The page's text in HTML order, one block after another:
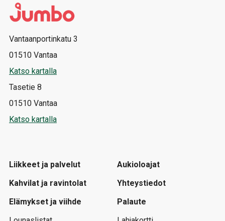
Vantaanportinkatu 3
01510 Vantaa
Katso kartalla
Tasetie 8
01510 Vantaa
Katso kartalla
Liikkeet ja palvelut
Kahvilat ja ravintolat
Elämykset ja viihde
Aukioloajat
Yhteystiedot
Palaute